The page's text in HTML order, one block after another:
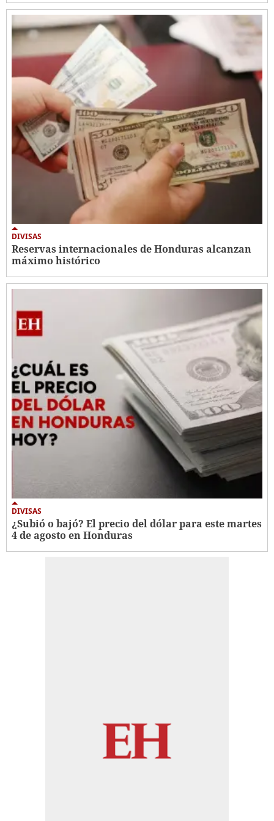
DIVISAS
Reservas internacionales de Honduras alcanzan
máximo histórico
DIVISAS
¿Subió o bajó? El precio del dólar para este martes
4 de agosto en Honduras